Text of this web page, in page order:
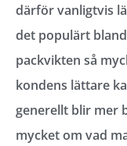
därför vanligtvis
det populärt
packvikten så
kondens lättare
generellt blir mer
mycket om vad